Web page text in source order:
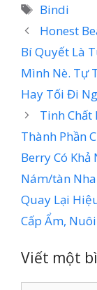
mục
Thẻ
Bindi
Honest
Bí Quyết Là
Mình Nè. Tự
Hay Tối Đi
Tinh
Thành Phần
Berry Có Khả
Nám/tàn
Quay Lại
Cấp Ẩm,
Viết một